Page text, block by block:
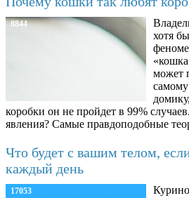
8844
хотя
может
коробки он не пройдет в 99%
явления? Самые правдоподобные
Что будет с вашим телом,
каждый день
17053